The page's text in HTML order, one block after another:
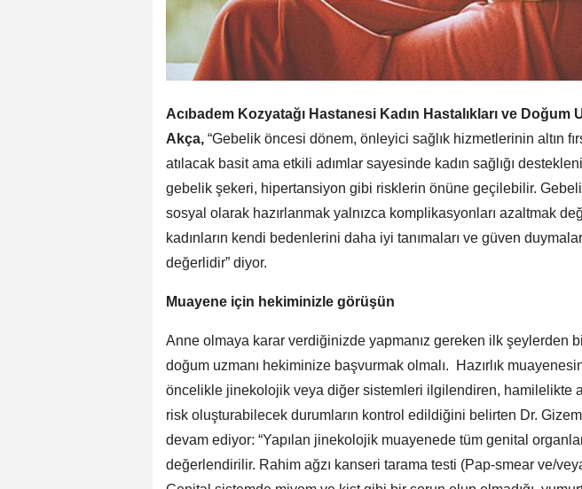
Acıbadem Kozyatağı Hastanesi Kadın Hastalıkları ve Doğum
Akça, “Gebelik öncesi dönem, önleyici sağlık hizmetlerinin altın
atılacak basit ama etkili adımlar sayesinde kadın sağlığı
gebelik şekeri, hipertansiyon gibi risklerin önüne geçilebilir.
sosyal olarak hazırlanmak yalnızca komplikasyonları azaltmak
kadınların kendi bedenlerini daha iyi tanımaları ve güven
değerlidir” diyor.
Muayene için hekiminizle görüşün
Anne olmaya karar verdiğinizde yapmanız gereken ilk şeylerden
doğum uzmanı hekiminize başvurmak olmalı. Hazırlık
öncelikle jinekolojik veya diğer sistemleri ilgilendiren, hamilelikte
risk oluşturabilecek durumların kontrol edildiğini belirten Dr.
devam ediyor: “Yapılan jinekolojik muayenede tüm genital
değerlendirilir. Rahim ağzı kanseri tarama testi (Pap-smear ve/